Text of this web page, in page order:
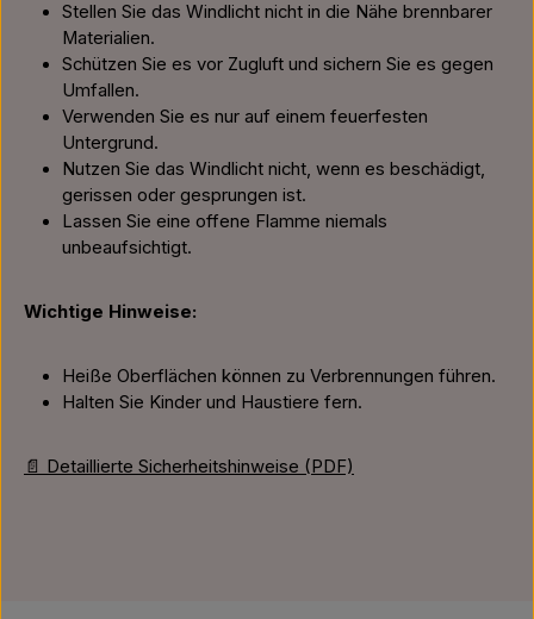
Stellen Sie das Windlicht nicht in die Nähe brennbarer
Materialien.
Schützen Sie es vor Zugluft und sichern Sie es gegen
Umfallen.
Verwenden Sie es nur auf einem feuerfesten
Untergrund.
Nutzen Sie das Windlicht nicht, wenn es beschädigt,
gerissen oder gesprungen ist.
Lassen Sie eine offene Flamme niemals
unbeaufsichtigt.
Wichtige Hinweise:
Heiße Oberflächen können zu Verbrennungen führen.
Halten Sie Kinder und Haustiere fern.
📄 Detaillierte Sicherheitshinweise (PDF)